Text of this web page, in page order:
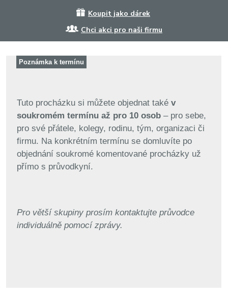
Koupit jako dárek
Chci akci pro naši firmu
Poznámka k termínu
Tuto procházku si můžete objednat takév
soukromém termínu až pro 10 osob – pro sebe,
pro své přátele, kolegy, rodinu, tým, organizaci či
firmu. Na konkrétním termínu se domluvíte po
objednání soukromé komentované procházky už
přímo s průvodkyní.
Pro větší skupiny prosím kontaktujte průvodce
individuálně pomocí zprávy.